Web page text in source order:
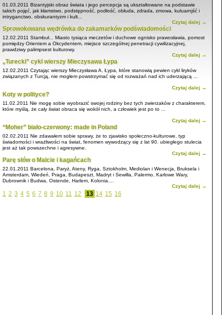
01.03.2011 Bizantyjski obraz świata i jego percepcja są ukształtowane na podstawie
takich pojęć, jak kłamstwo, podstępność, podłość, obłuda, zdrada, zmowa, kuluarnjść i
intryganctwo, obskurantyzm i kult...
Czytaj dalej →
Sprowokowana wędrówka do zakamarków podświadomości
12.02.2011 Stambuł... Miasto tysiąca meczetów i duchowe ognisko prawosławia, pomost
pomiędzy Orientem a Okcydentem, miejsce szczególnej penetracji cywilizacyjnej,
prawdziwy palimpsest kulturowy.
Czytaj dalej →
„Turecki” cykl wierszy Mieczysawa Łypa
12.02.2011 Czytając wierszy Mieczysława A. Łypa, które stanowią pewien cykl liryków
związanych z Turcją, nie mogłem powstrzymać się od rozważań nad ich uderzającą ...
Czytaj dalej →
Koty w polityce?
11.02.2011 Nie mogę sobie wyobrazić swojej rodziny bez tych zwierzaków z charakterem,
które myślą, że cały świat obraca się wokół nich, a człowiek jest po to ...
Czytaj dalej →
“Moher” biało-czerwony: made in Poland
02.02.2011 Nie zdawałem sobie sprawy, że to zjawisko społeczno-kulturowe, typ
świadomości i wrażliwości na świat, fenomen wywodzący się z lat 90. ubiegłego stulecia
jest aż tak powszechne i agresywne.
Czytaj dalej →
Parę słów o Malcie i kagańcach
22.01.2011 Barcelona, Paryż, Ateny, Ryga, Sztokholm, Mediolan i Wenecja, Bruksela i
Amsterdam, Wiedeń, Praga, Budapeszt, Madryt i Sewilla, Palermo, Karlowe Wary,
Dubrownik i Budwa, Ostende, Harlem, Kolonia....
Czytaj dalej →
1 2 3 4 5 6 7 8 9 10 11 12 13 14 15 16